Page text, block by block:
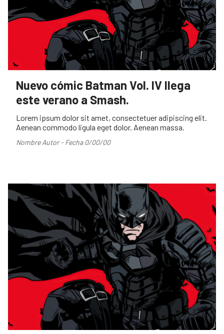
Nuevo cómic Batman Vol. IV llega
este verano a Smash.
Lorem ipsum dolor sit amet, consectetuer adipiscing elit.
Aenean commodo ligula eget dolor. Aenean massa.
Nombre Autor - Fecha 0/00/00